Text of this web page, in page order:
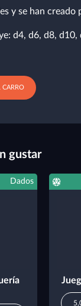
y se han
d4, d6, d8,
CARRO
gustar
Dados